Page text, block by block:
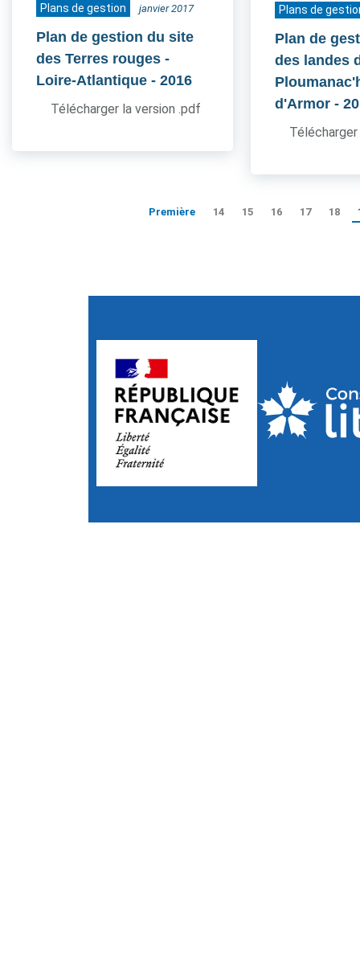
Plans de gestion janvier 2017
Plan de gestion du site
des Terres rouges -
Loire-Atlantique - 2016
Télécharger la version .pdf
Plans de
Plan de
des landes
d'Armor -
Première 14 15 16 17 18